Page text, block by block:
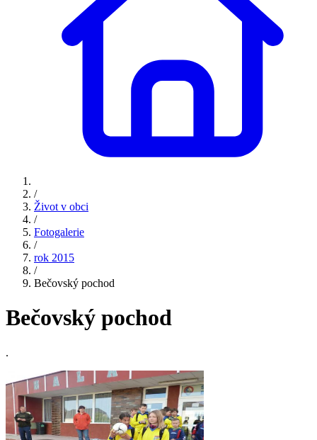
/
Život v obci
/
Fotogalerie
/
rok 2015
/
Bečovský pochod
Bečovský pochod
.